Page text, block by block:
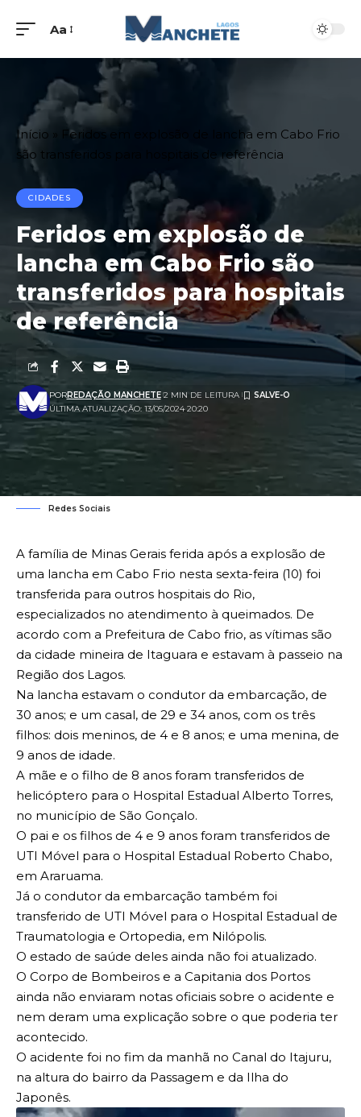
Aa
Início »
Feridos em explosão de lancha em Cabo Frio
são transferidos para hospitais de referência
CIDADES
Feridos em explosão de
lancha em Cabo Frio são
transferidos para hospitais
de referência
ÚLTIMA ATUALIZAÇÃO: 13/05/2024 20:20
PORREDAÇÃO MANCHETE 2 MIN DE LEITURA
Redes Sociais
A família de Minas Gerais ferida após a explosão de
uma lancha em Cabo Frio nesta sexta-feira (10) foi
transferida para outros hospitais do Rio,
especializados no atendimento à queimados. De
acordo com a Prefeitura de Cabo frio, as vítimas são
da cidade mineira de Itaguara e estavam à passeio na
Região dos Lagos.
Na lancha estavam o condutor da embarcação, de
30 anos; e um casal, de 29 e 34 anos, com os três
filhos: dois meninos, de 4 e 8 anos; e uma menina, de
9 anos de idade.
A mãe e o filho de 8 anos foram transferidos de
helicóptero para o Hospital Estadual Alberto Torres,
no município de São Gonçalo.
O pai e os filhos de 4 e 9 anos foram transferidos de
UTI Móvel para o Hospital Estadual Roberto Chabo,
em Araruama.
Já o condutor da embarcação também foi
transferido de UTI Móvel para o Hospital Estadual de
Traumatologia e Ortopedia, em Nilópolis.
O estado de saúde deles ainda não foi atualizado.
O Corpo de Bombeiros e a Capitania dos Portos
ainda não enviaram notas oficiais sobre o acidente e
nem deram uma explicação sobre o que poderia ter
acontecido.
O acidente foi no fim da manhã no Canal do Itajuru,
na altura do bairro da Passagem e da Ilha do
Japonês.